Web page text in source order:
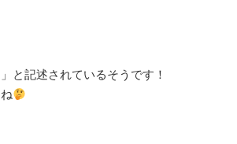
と記述されているそうです！⁡